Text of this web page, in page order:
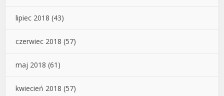
lipiec 2018 (43)
czerwiec 2018 (57)
maj 2018 (61)
kwiecień 2018 (57)